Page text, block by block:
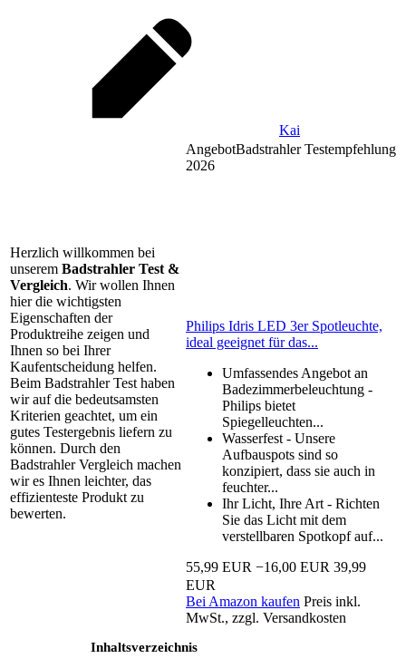
Kai
Herzlich willkommen bei
unserem Badstrahler Test &
Vergleich. Wir wollen Ihnen
hier die wichtigsten
Eigenschaften der
Produktreihe zeigen und
Ihnen so bei Ihrer
Kaufentscheidung helfen.
Beim Badstrahler Test haben
wir auf die bedeutsamsten
Kriterien geachtet, um ein
gutes Testergebnis liefern zu
können. Durch den
Badstrahler Vergleich machen
wir es Ihnen leichter, das
effizienteste Produkt zu
bewerten.
AngebotBadstrahler Testempfehlung
2026
Philips Idris LED 3er Spotleuchte,
ideal geeignet für das...
Umfassendes Angebot an
Badezimmerbeleuchtung -
Philips bietet
Spiegelleuchten...
Wasserfest - Unsere
Aufbauspots sind so
konzipiert, dass sie auch in
feuchter...
Ihr Licht, Ihre Art - Richten
Sie das Licht mit dem
verstellbaren Spotkopf auf...
55,99 EUR −16,00 EUR 39,99
EUR
Bei Amazon kaufen Preis inkl.
MwSt., zzgl. Versandkosten
Inhaltsverzeichnis